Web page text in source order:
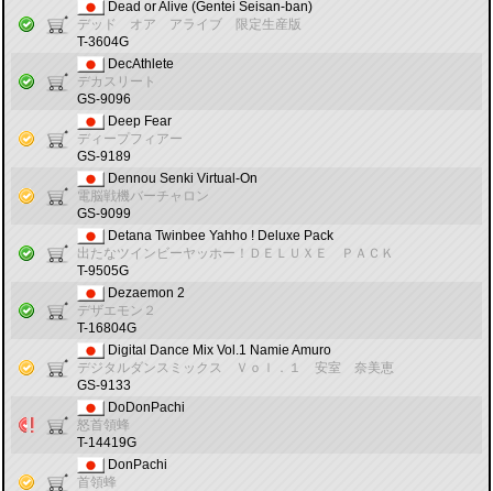
Dead or Alive (Gentei Seisan-ban)
デッド オア アライブ 限定生産版
T-3604G
DecAthlete
デカスリート
GS-9096
Deep Fear
ディープフィアー
GS-9189
Dennou Senki Virtual-On
電脳戦機バーチャロン
GS-9099
Detana Twinbee Yahho ! Deluxe Pack
出たなツインビーヤッホー！ＤＥＬＵＸＥ ＰＡＣＫ
T-9505G
Dezaemon 2
デザエモン２
T-16804G
Digital Dance Mix Vol.1 Namie Amuro
デジタルダンスミックス Ｖｏｌ．１ 安室 奈美恵
GS-9133
DoDonPachi
怒首領蜂
T-14419G
DonPachi
首領蜂